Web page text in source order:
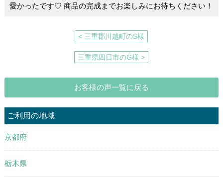
愛かったです♡ 商品の完成までお楽しみにお待ちください！
< 三重郡川越町のS様
三重県四日市のG様 >
お客様の声一覧に戻る
ご利用の地域
京都府
栃木県